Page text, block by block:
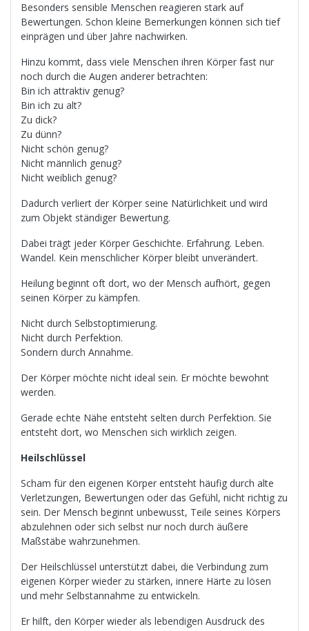
Besonders sensible Menschen reagieren stark auf
Bewertungen. Schon kleine Bemerkungen können sich tief
einprägen und über Jahre nachwirken.
Hinzu kommt, dass viele Menschen ihren Körper fast nur
noch durch die Augen anderer betrachten:
Bin ich attraktiv genug?
Bin ich zu alt?
Zu dick?
Zu dünn?
Nicht schön genug?
Nicht männlich genug?
Nicht weiblich genug?
Dadurch verliert der Körper seine Natürlichkeit und wird
zum Objekt ständiger Bewertung.
Dabei trägt jeder Körper Geschichte. Erfahrung. Leben.
Wandel. Kein menschlicher Körper bleibt unverändert.
Heilung beginnt oft dort, wo der Mensch aufhört, gegen
seinen Körper zu kämpfen.
Nicht durch Selbstoptimierung.
Nicht durch Perfektion.
Sondern durch Annahme.
Der Körper möchte nicht ideal sein. Er möchte bewohnt
werden.
Gerade echte Nähe entsteht selten durch Perfektion. Sie
entsteht dort, wo Menschen sich wirklich zeigen.
Heilschlüssel
Scham für den eigenen Körper entsteht häufig durch alte
Verletzungen, Bewertungen oder das Gefühl, nicht richtig zu
sein. Der Mensch beginnt unbewusst, Teile seines Körpers
abzulehnen oder sich selbst nur noch durch äußere
Maßstäbe wahrzunehmen.
Der Heilschlüssel unterstützt dabei, die Verbindung zum
eigenen Körper wieder zu stärken, innere Härte zu lösen
und mehr Selbstannahme zu entwickeln.
Er hilft, den Körper wieder als lebendigen Ausdruck des